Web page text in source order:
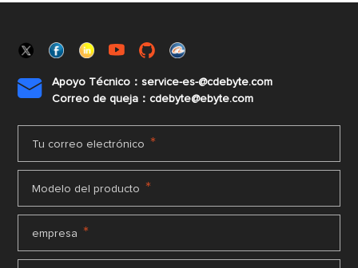

Apoyo Técnico：service-es-@cdebyte.com
Correo de queja：cdebyte@ebyte.com
Tu correo electrónico *
Modelo del producto *
empresa *